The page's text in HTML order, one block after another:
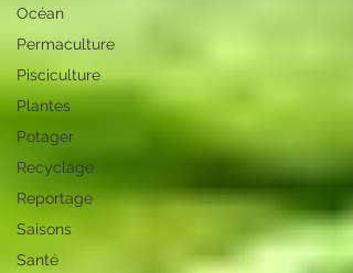
Océan
Permaculture
Pisciculture
Plantes
Potager
Recyclage
Reportage
Saisons
Santé